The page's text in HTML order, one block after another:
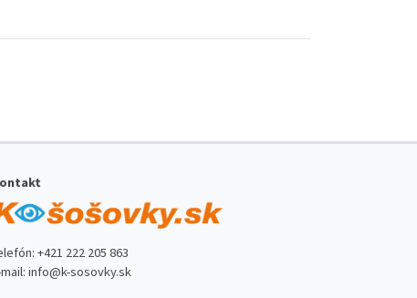
+421 222 205 863
info@k-sosovky.sk